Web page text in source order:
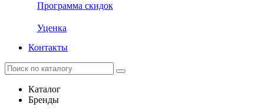
Программа скидок
Уценка
Контакты
Каталог
Бренды